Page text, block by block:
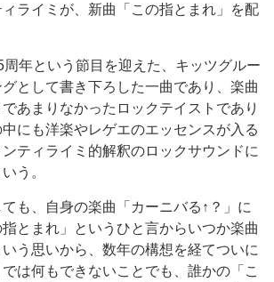
ライミが、新曲「この指とまれ」を配
年という節目を迎えた、キッツグルー
として書き下ろした一曲であり、楽曲
あまりなかったロックテイストであり
にも洋楽やレゲエのエッセンスが入る
ティライミ的解釈のロックサウンドに
う。
も、自身の楽曲「カーニバる↑？」に
とまれ」というひと言からいつか楽曲
う思いから、数年の構想を経てついに
は何もできないことでも、誰かの「こ